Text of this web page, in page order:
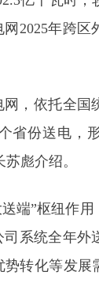
2025年跨
，依托全
省份送电，
彪介绍。
端”枢纽作
系统全年
转化等发